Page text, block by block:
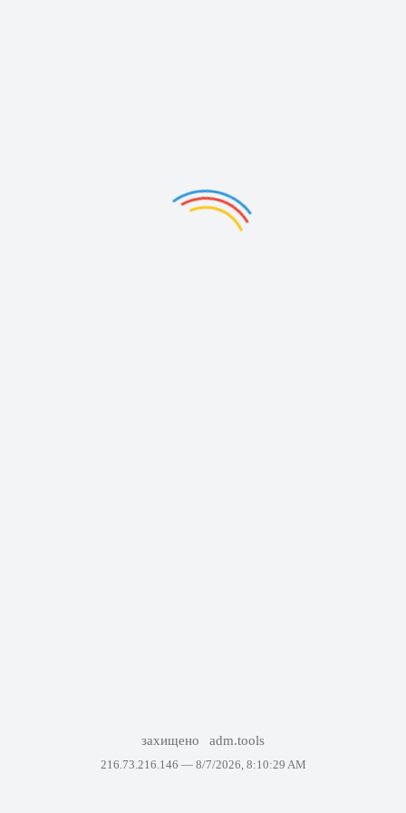
захищено adm.tools
216.73.216.146 — 8/7/2026, 8:10:29 AM